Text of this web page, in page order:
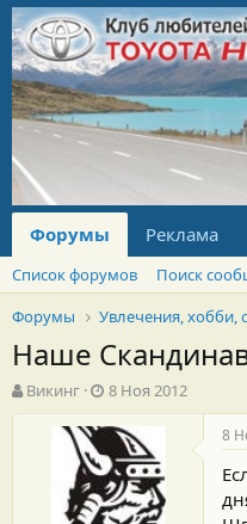
Форумы Реклама
Список форумов
Поиск
Форумы
Увлечения, хобби,
Наше
А
в
Викинг
Д
а
т
а
н
а
ч
8 Ноя 2012
8